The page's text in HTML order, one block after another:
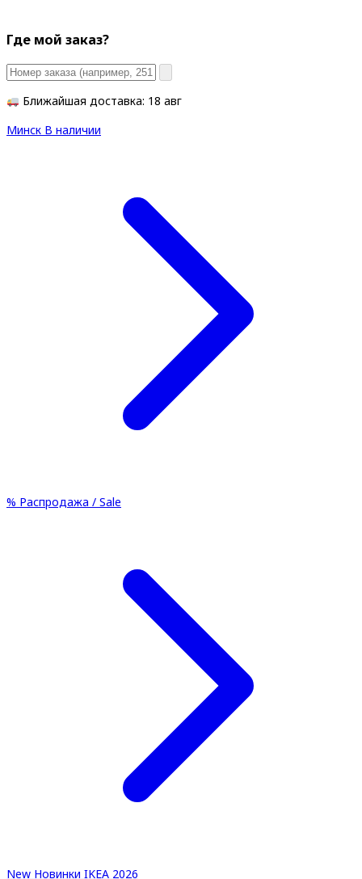
Где мой заказ?
Ближайшая доставка: 18 авг
Минск В наличии
% Распродажа / Sale
New Новинки IKEA 2026